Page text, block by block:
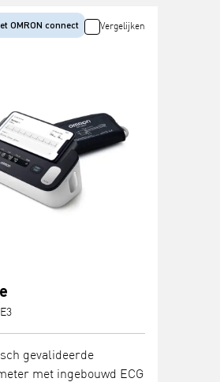
gevalideerde
met ingebouwd ECG
OMRON connect Vergelijken